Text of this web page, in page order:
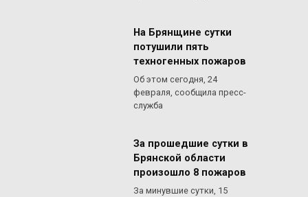
На Брянщине сутки
потушили пять
техногенных пожаров
Об этом сегодня, 24
февраля, сообщила пресс-
служба
За прошедшие сутки в
Брянской области
произошло 8 пожаров
За минувшие сутки, 15